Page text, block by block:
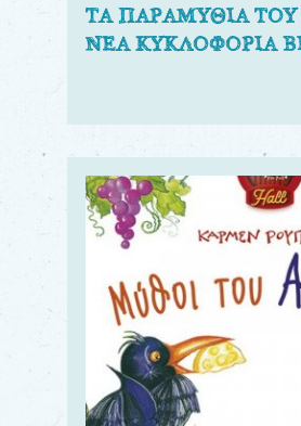
ΤΑ ΠΑΡΑΜΥΘΙΑ
ΝΕΑ ΚΥΚΛΟΦΟΡΙΑ